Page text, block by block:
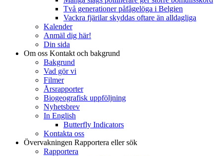
Två generationer påfågelöga i Belgien
Vackra fjärilar skyddas oftare än alldagliga
Kalender
Anmäl dig här!
Din sida
Om oss Kontakt och bakgrund
Bakgrund
Vad gör vi
Filmer
Årsrapporter
Biogeografisk uppföljning
Nyhetsbrev
In English
Butterfly Indicators
Kontakta oss
Övervakningen Rapportera eller sök
Rapportera